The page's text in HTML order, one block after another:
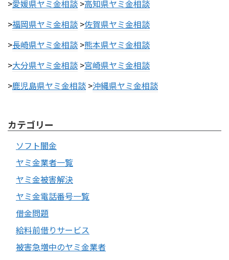
>愛媛県ヤミ金相談 >高知県ヤミ金相談
>福岡県ヤミ金相談 >佐賀県ヤミ金相談
>長崎県ヤミ金相談 >熊本県ヤミ金相談
>大分県ヤミ金相談 >宮崎県ヤミ金相談
>鹿児島県ヤミ金相談 >沖縄県ヤミ金相談
カテゴリー
ソフト闇金
ヤミ金業者一覧
ヤミ金被害解決
ヤミ金電話番号一覧
借金問題
給料前借りサービス
被害急増中のヤミ金業者